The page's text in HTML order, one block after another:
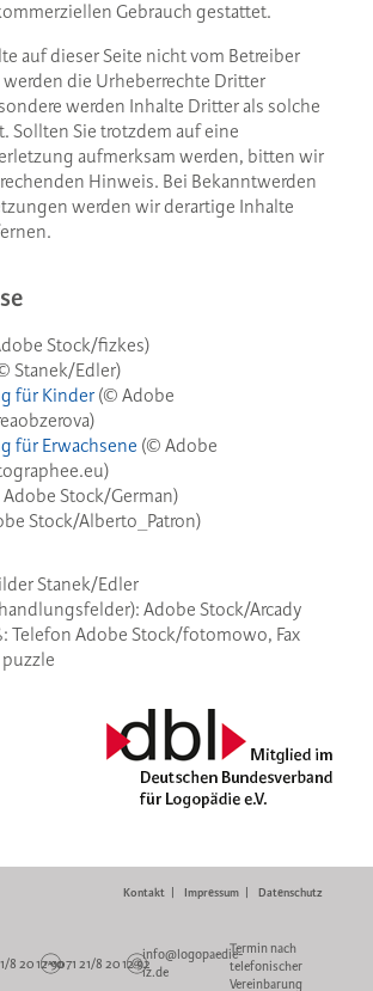
Gebrauch gestattet.
auf dieser Seite nicht vom Betreiber
die Urheberrechte Dritter
werden Inhalte Dritter als solche
Sollten Sie trotzdem auf eine
aufmerksam werden, bitten wir
Hinweis. Bei Bekanntwerden
werden wir derartige Inhalte
Stock/fizkes)
Stanek/Edler)
für Kinder (© Adobe
für Erwachsene (© Adobe
Stock/German)
Stock/Alberto_Patron)
Stanek/Edler
Adobe Stock/Arcady
Telefon Adobe Stock/fotomowo, Fax
Kontakt Impressum Datenschutz
8 20 12 900 71 21/8 20 12 92
info@logopaedie-
iz.de
Termin nach
telefonischer
Vereinbarung